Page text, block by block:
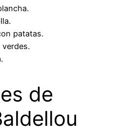
patatas.
verdes.
de